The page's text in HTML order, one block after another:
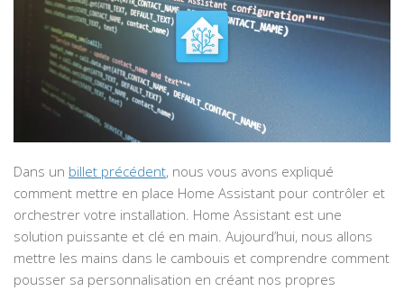
Dans un billet précédent, nous vous avons expliqué
comment mettre en place Home Assistant pour contrôler et
orchestrer votre installation. Home Assistant est une
solution puissante et clé en main. Aujourd’hui, nous allons
mettre les mains dans le cambouis et comprendre comment
pousser sa personnalisation en créant nos propres